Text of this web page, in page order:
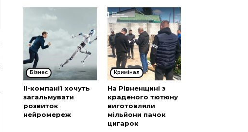
Бізнес
ІІ-компанії хочуть
загальмувати
розвиток
нейромереж
Кримінал
На Рівненщині з
краденого тютюну
виготовляли
мільйони пачок
цигарок